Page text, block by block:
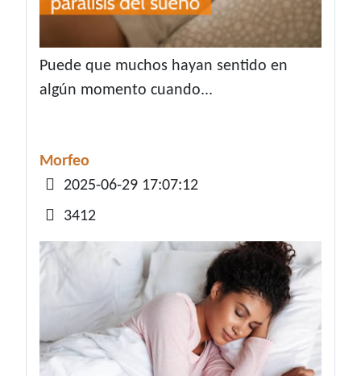
Puede que muchos hayan sentido en
algún momento cuando...
Morfeo
Detalles
2025-06-29 17:07:12
3412